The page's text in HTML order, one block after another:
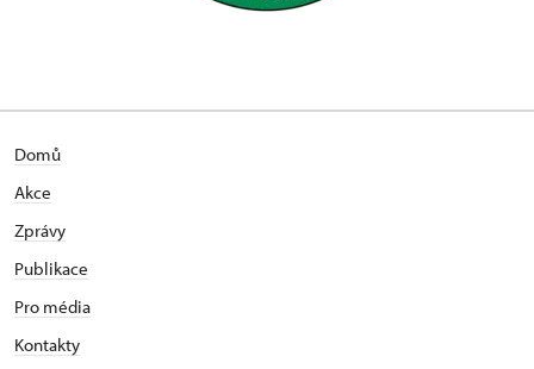
Domů
Akce
Zprávy
Publikace
Pro média
Kontakty